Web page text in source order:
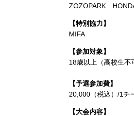
ZOZOPARK
【特別協力】
MIFA
【参加対象】
18歳以上（高校生
【予選参加費】
20,000（税込）/1チ
【大会内容】